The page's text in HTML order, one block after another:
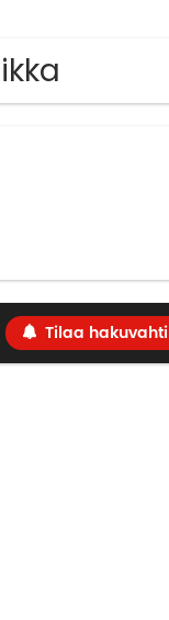
Tilaa hakuvahti